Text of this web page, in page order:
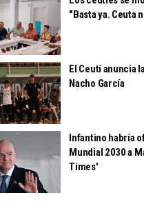
"Basta ya. Ceuta
El Ceutí anuncia
Nacho García
Infantino habría
Mundial 2030 a
Times'